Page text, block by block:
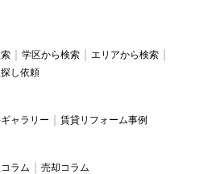
学区から検索
エリアから検索
し依頼
ャラリー 賃貸リフォーム事例
ラム 売却コラム